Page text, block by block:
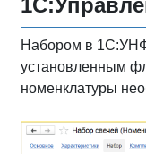
Набором в 1С:УНФ
установленным
номенклатуры